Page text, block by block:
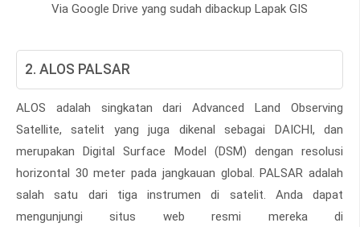
Via Google Drive yang sudah dibackup Lapak GIS
2. ALOS PALSAR
ALOS adalah singkatan dari Advanced Land Observing
Satellite, satelit yang juga dikenal sebagai DAICHI, dan
merupakan Digital Surface Model (DSM) dengan resolusi
horizontal 30 meter pada jangkauan global. PALSAR adalah
salah satu dari tiga instrumen di satelit. Anda dapat
mengunjungi situs web resmi mereka di